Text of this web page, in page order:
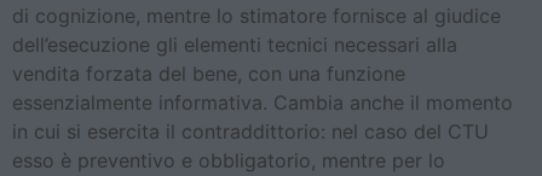
di cognizione, mentre lo stimatore fornisce al giudice
dell’esecuzione gli elementi tecnici necessari alla
vendita forzata del bene, con una funzione
essenzialmente informativa. Cambia anche il momento
in cui si esercita il contraddittorio: nel caso del CTU
esso è preventivo e obbligatorio, mentre per lo